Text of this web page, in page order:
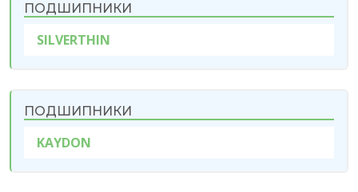
ПОДШИПНИКИ
SILVERTHIN
ПОДШИПНИКИ
KAYDON